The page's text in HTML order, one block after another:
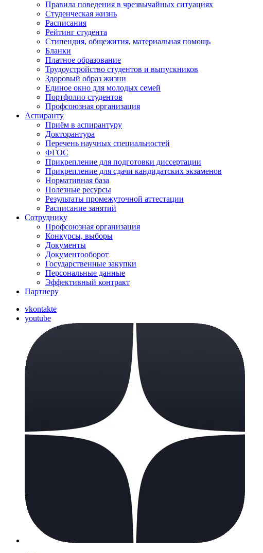
Правила поведения в чрезвычайных ситуациях
Студенческая жизнь
Расписания
Рейтинг студента
Стипендия, общежития, материальная помощь
Бланки
Платное образование
Трудоустройство студентов и выпускников
Здоровый образ жизни
Единое окно для молодых семей
Портфолио студентов
Профсоюзная организация
Аспиранту
Приём в аспирантуру
Докторантура
Перечень научных специальностей
ФГОС
Прикрепление для подготовки диссертации
Прикрепление для сдачи кандидатских экзаменов
Нормативная база
Полезные ресурсы
Результаты промежуточной аттестации
Расписание занятий
Сотруднику
Профсоюзная организация
Конкурсы, выборы
Документы
Документооборот
Государственные закупки
Персональные данные
Эффективный контракт
Партнеру
vkontakte
youtube